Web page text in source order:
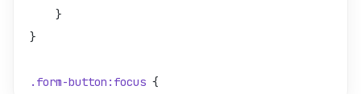
    }
}
.form-button:focus {